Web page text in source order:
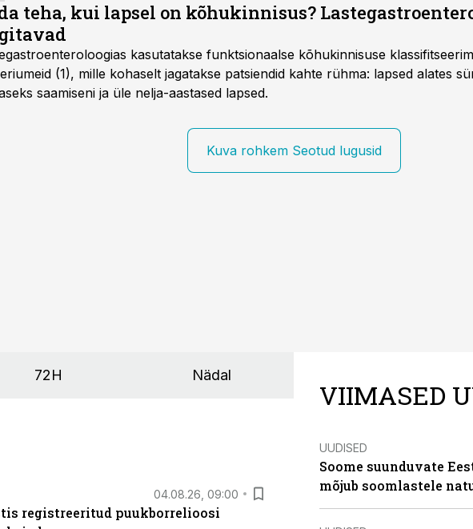
teha, kui lapsel on kõhukinnisus?
kasutatakse funktsionaalse kõhukinnisuse
(1), mille kohaselt jagatakse patsiendid kahte rühma: lapsed alates
saamiseni ja üle nelja-aastased lapsed.
Kuva rohkem Seotud lugusid
72H Nädal
04.08.26, 09:00
registreeritud puukborrelioosi
VIIMASED
UUDISED
Soome suunduvate
mõjub soomlastele